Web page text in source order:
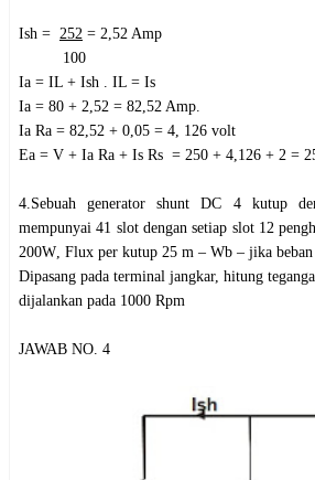
Ish = 252 = 2,52 Amp
100
Ia = IL + Ish . IL = Is
Ia = 80 + 2,52 = 82,52 Amp.
Ia Ra = 82,52 + 0,05 = 4, 126 volt
Ea = V + Ia Ra + Is Rs = 250 + 4,126 + 2 =
4.Sebuah generator shunt DC 4 kutup
mempunyai 41 slot dengan setiap slot 12
200W , Flux per kutup 25 m – Wb – jika
Dipasang pada terminal jangkar, hitung
dijalankan pada 1000 Rpm
JAWAB NO. 4